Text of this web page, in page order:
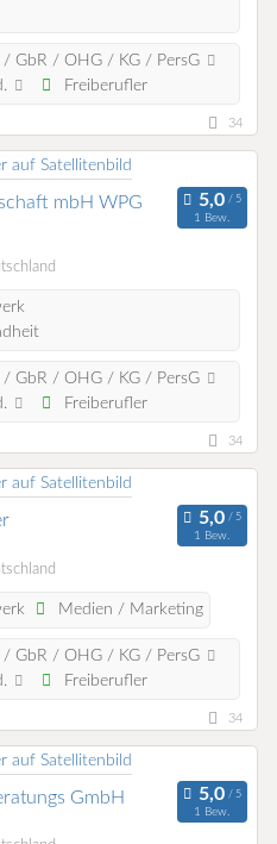
/ GbR / OHG / KG / PersG
Freiberufler
34
mbH WPG
1 Bew.
/ GbR / OHG / KG / PersG
Freiberufler
34
1 Bew.
Medien / Marketing
/ GbR / OHG / KG / PersG
Freiberufler
34
GmbH
1 Bew.